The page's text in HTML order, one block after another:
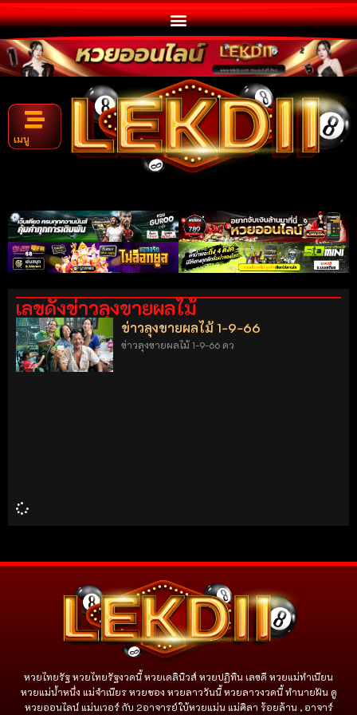
เมนู
เลขดังข่าวลุงขายผลไม้
ข่าวลุงขายผลไม้ 1-9-66
ข่าวลุงขายผลไม้ 1-9-66 ดว
หวยไทยรัฐ หวยไทยรัฐงวดนี้ หวยเดลินิวส์ หวยปฏิทิน เลขดี หวยแม่ทำเนียน
หวยแม่น้ำหนึ่ง แม่จําเนียร หวยซอง หวยลาววันนี้ หวยลาวงวดนี้ ทำนายฝัน ดู
หวยออนไลน์ แม่นเวอร์ กับ 2อาจารย์ใบ้หวยแม่น แม่ศิลา ร้อยล้าน , อาจาร์